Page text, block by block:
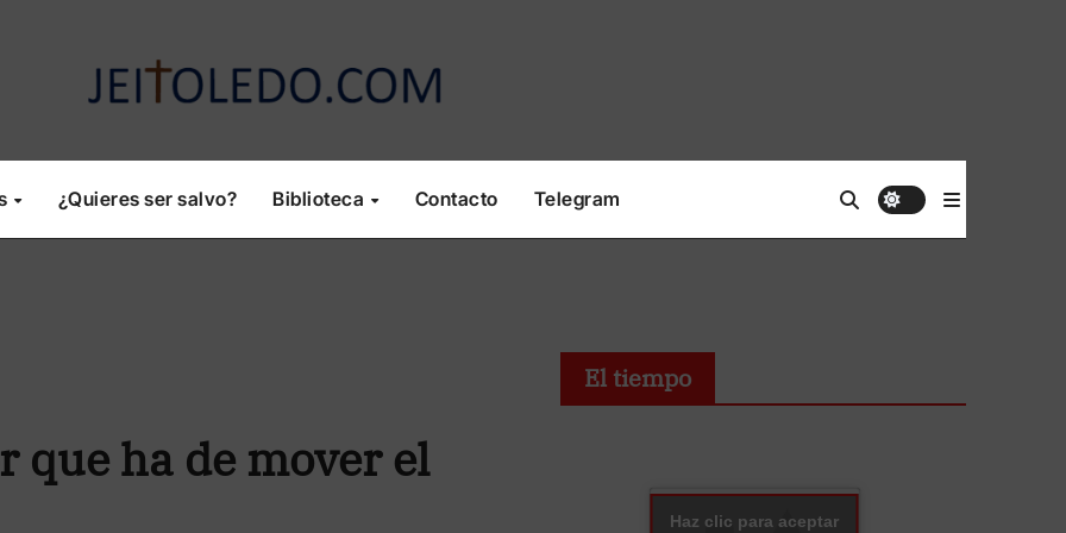
¿Quieres ser salvo? Biblioteca Contacto Telegram
que ha de mover el
El tiempo
Haz clic para aceptar